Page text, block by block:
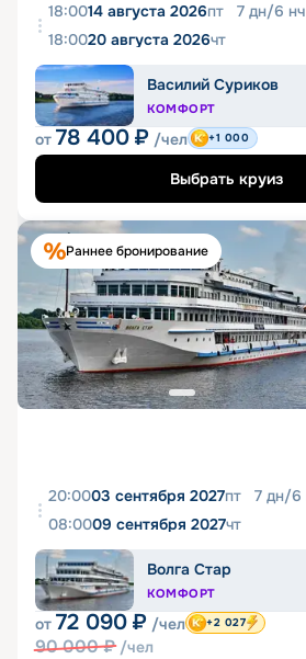
18:0014 августа 2026пт 7 дн/6 нч
18:0020 августа 2026чт
Василий Суриков
КОМФОРТ
от 78 400 ₽ /чел +1 000
Выбрать круиз
Раннее бронирование
20:0003 сентября 2027пт 7 дн/6
08:0009 сентября 2027чт
Волга Стар
КОМФОРТ
от 72 090 ₽ /чел
90 000₽ /чел
+2 027